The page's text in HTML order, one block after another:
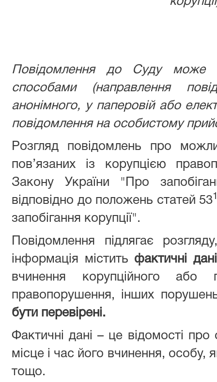
Повідомлення до Суду може
способами (направлення
анонімного, у паперовій або
повідомлення на особистому
Розгляд повідомлень про
пов’язаних із корупцією
Закону України "Про
відповідно до положень статей 53
запобігання корупції".
Повідомлення підлягає
інформація містить фактичні
вчинення корупційного або
правопорушення, інших
бути перевірені.
Фактичні дані – це відомості
місце і час його вчинення,
тощо.